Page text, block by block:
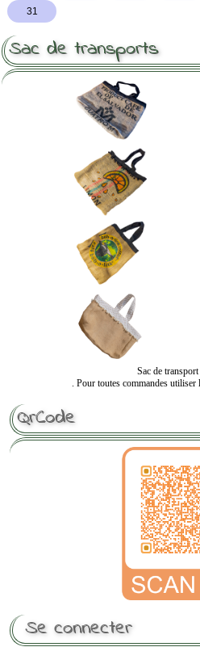
Sac de transports
Sac de
. Pour toutes commandes utiliser
QrCode
Se connecter